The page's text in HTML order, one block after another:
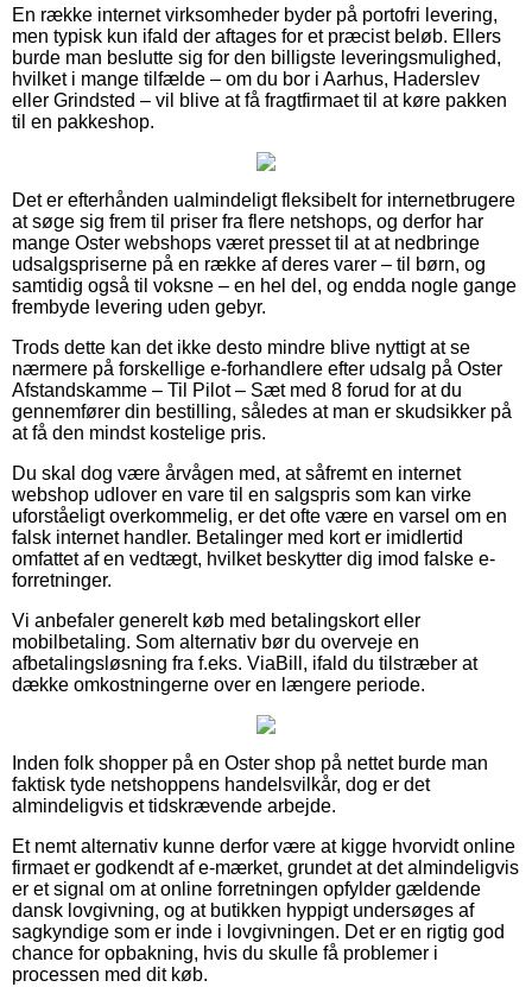
En række internet virksomheder byder på portofri levering,
men typisk kun ifald der aftages for et præcist beløb. Ellers
burde man beslutte sig for den billigste leveringsmulighed,
hvilket i mange tilfælde – om du bor i Aarhus, Haderslev
eller Grindsted – vil blive at få fragtfirmaet til at køre pakken
til en pakkeshop.
Det er efterhånden ualmindeligt fleksibelt for internetbrugere
at søge sig frem til priser fra flere netshops, og derfor har
mange Oster webshops været presset til at at nedbringe
udsalgspriserne på en række af deres varer – til børn, og
samtidig også til voksne – en hel del, og endda nogle gange
frembyde levering uden gebyr.
Trods dette kan det ikke desto mindre blive nyttigt at se
nærmere på forskellige e-forhandlere efter udsalg på Oster
Afstandskamme – Til Pilot – Sæt med 8 forud for at du
gennemfører din bestilling, således at man er skudsikker på
at få den mindst kostelige pris.
Du skal dog være årvågen med, at såfremt en internet
webshop udlover en vare til en salgspris som kan virke
uforståeligt overkommelig, er det ofte være en varsel om en
falsk internet handler. Betalinger med kort er imidlertid
omfattet af en vedtægt, hvilket beskytter dig imod falske e-
forretninger.
Vi anbefaler generelt køb med betalingskort eller
mobilbetaling. Som alternativ bør du overveje en
afbetalingsløsning fra f.eks. ViaBill, ifald du tilstræber at
dække omkostningerne over en længere periode.
Inden folk shopper på en Oster shop på nettet burde man
faktisk tyde netshoppens handelsvilkår, dog er det
almindeligvis et tidskrævende arbejde.
Et nemt alternativ kunne derfor være at kigge hvorvidt online
firmaet er godkendt af e-mærket, grundet at det almindeligvis
er et signal om at online forretningen opfylder gældende
dansk lovgivning, og at butikken hyppigt undersøges af
sagkyndige som er inde i lovgivningen. Det er en rigtig god
chance for opbakning, hvis du skulle få problemer i
processen med dit køb.